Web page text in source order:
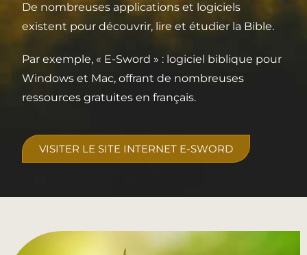
De nombreuses applications et logiciels
existent pour découvrir, lire et étudier la Bible.
Par exemple, « E-Sword » : logiciel biblique pour
Windows et Mac, offrant de nombreuses
ressources gratuites en français.
VISITER LE SITE INTERNET E-SWORD